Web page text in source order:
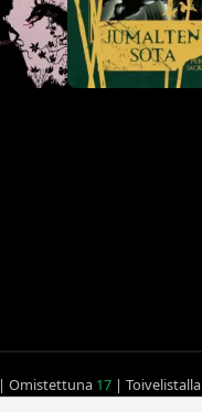
| Omistettuna 17 | Toivelistalla